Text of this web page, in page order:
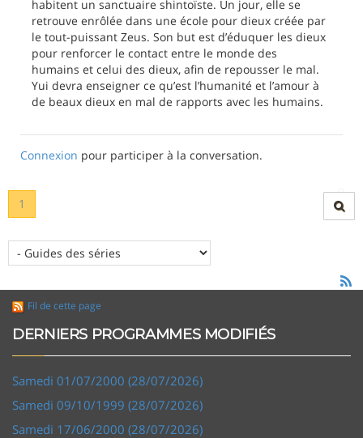
habitent un sanctuaire shintoïste. Un jour, elle se
retrouve enrôlée dans une école pour dieux créée par
le tout-puissant Zeus. Son but est d’éduquer les dieux
pour renforcer le contact entre le monde des
humains et celui des dieux, afin de repousser le mal.
Yui devra enseigner ce qu’est l’humanité et l’amour à
de beaux dieux en mal de rapports avec les humains.
Connexion pour participer à la conversation.
1
Fil de cette page
DERNIERS PROGRAMMES MODIFIÉS
Samedi 01/07/2000 (28/07/2026)
Samedi 09/10/1999 (28/07/2026)
Samedi 17/06/2000 (28/07/2026)